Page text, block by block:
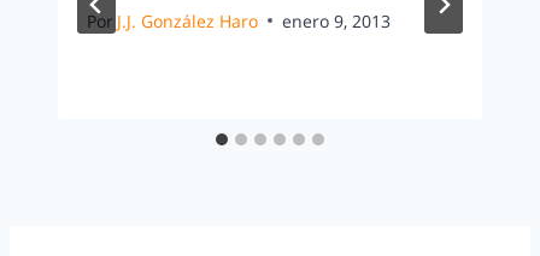
Por J.J. González Haro enero 9, 2013